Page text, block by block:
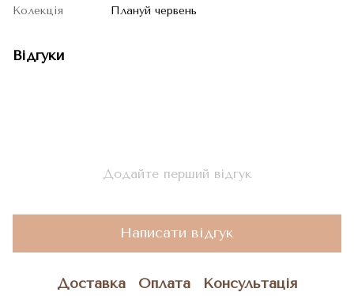
Колекція
Плануй червень
Відгуки
Додайте перший відгук
Написати відгук
Доставка Оплата Консультація